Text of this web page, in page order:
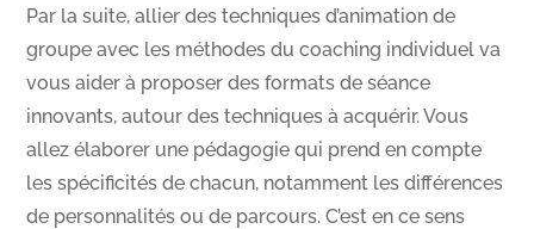
Par la suite, allier des techniques d’animation de
groupe avec les méthodes du coaching individuel va
vous aider à proposer des formats de séance
innovants, autour des techniques à acquérir. Vous
allez élaborer une pédagogie qui prend en compte
les spécificités de chacun, notamment les différences
de personnalités ou de parcours. C’est en ce sens